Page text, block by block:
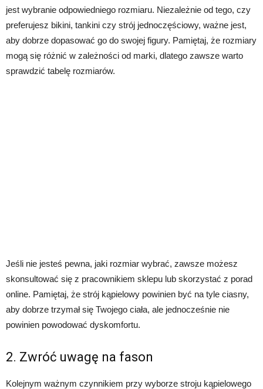
jest wybranie odpowiedniego rozmiaru. Niezależnie od tego, czy
preferujesz bikini, tankini czy strój jednoczęściowy, ważne jest,
aby dobrze dopasować go do swojej figury. Pamiętaj, że rozmiary
mogą się różnić w zależności od marki, dlatego zawsze warto
sprawdzić tabelę rozmiarów.
Jeśli nie jesteś pewna, jaki rozmiar wybrać, zawsze możesz
skonsultować się z pracownikiem sklepu lub skorzystać z porad
online. Pamiętaj, że strój kąpielowy powinien być na tyle ciasny,
aby dobrze trzymał się Twojego ciała, ale jednocześnie nie
powinien powodować dyskomfortu.
2. Zwróć uwagę na fason
Kolejnym ważnym czynnikiem przy wyborze stroju kąpielowego